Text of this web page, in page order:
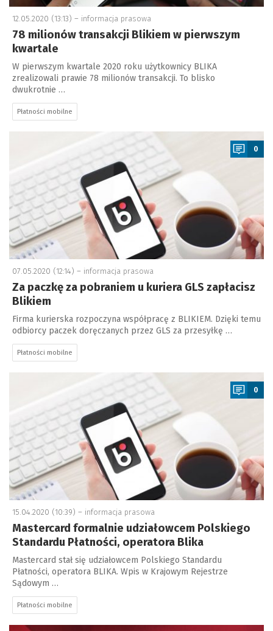
12.05.2020 (13:13) – informacja prasowa
78 milionów transakcji Blikiem w pierwszym
kwartale
W pierwszym kwartale 2020 roku użytkownicy BLIKA
zrealizowali prawie 78 milionów transakcji. To blisko
dwukrotnie …
Płatności mobilne
0
07.05.2020 (12:14) – informacja prasowa
Za paczkę za pobraniem u kuriera GLS zapłacisz
Blikiem
Firma kurierska rozpoczyna współpracę z BLIKIEM. Dzięki temu
odbiorcy paczek doręczanych przez GLS za przesyłkę …
Płatności mobilne
0
15.04.2020 (10:39) – informacja prasowa
Mastercard formalnie udziałowcem Polskiego
Standardu Płatności, operatora Blika
Mastercard stał się udziałowcem Polskiego Standardu
Płatności, operatora BLIKA. Wpis w Krajowym Rejestrze
Sądowym …
Płatności mobilne
a